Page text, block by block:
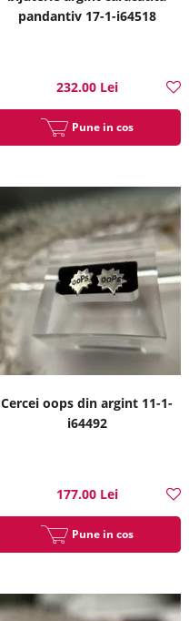
pandantiv 17-1-i64518
232.00 Lei
Pune in cos
Cercei oops din argint 11-1-
i64492
177.00 Lei
Pune in cos